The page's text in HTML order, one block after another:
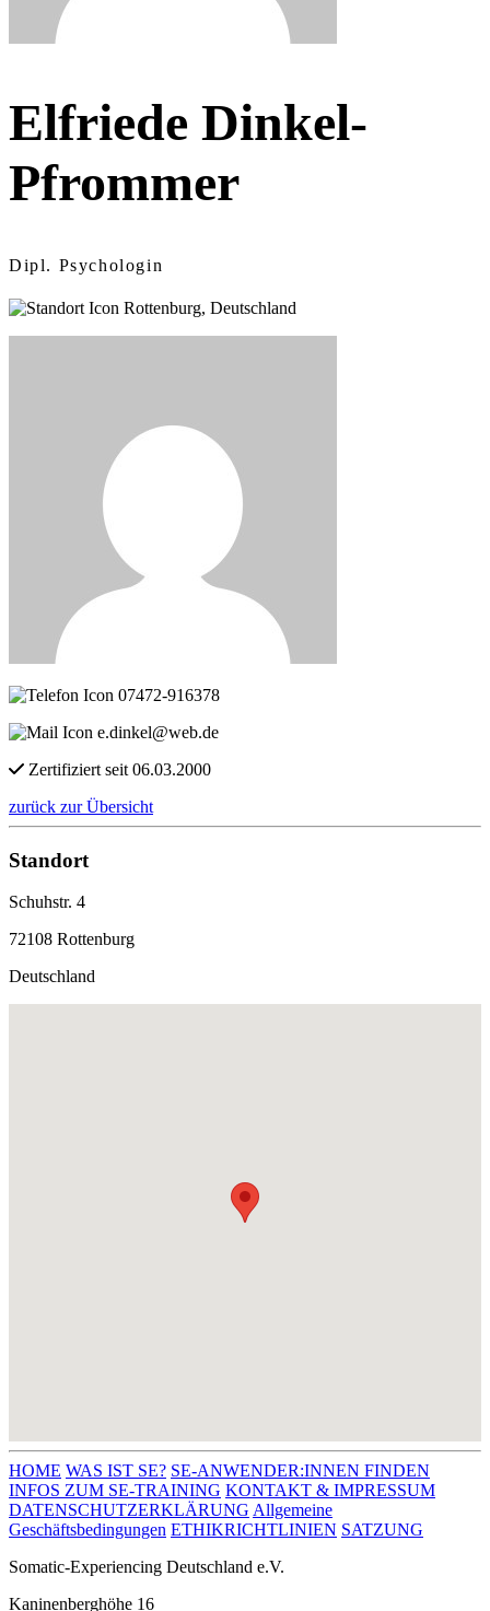
Elfriede Dinkel-
Pfrommer
Dipl. Psychologin
Rottenburg, Deutschland
07472-916378
e.dinkel@web.de
Zertifiziert seit 06.03.2000
zurück zur Übersicht
Standort
Schuhstr. 4
72108 Rottenburg
Deutschland
HOME WAS IST SE? SE-ANWENDER:INNEN FINDEN
INFOS ZUM SE-TRAINING KONTAKT & IMPRESSUM
DATENSCHUTZERKLÄRUNG Allgemeine
Geschäftsbedingungen ETHIKRICHTLINIEN SATZUNG
Somatic-Experiencing Deutschland e.V.
Kaninenberghöhe 16